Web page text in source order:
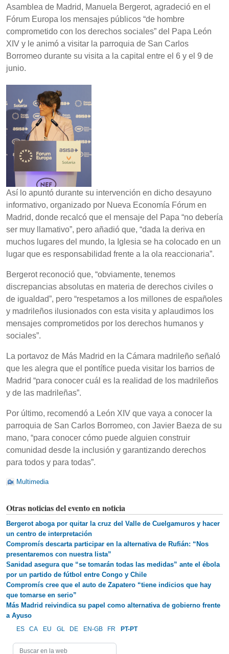
Asamblea de Madrid, Manuela Bergerot, agradeció en el
Fórum Europa los mensajes públicos “de hombre
comprometido con los derechos sociales” del Papa León
XIV y le animó a visitar la parroquia de San Carlos
Borromeo durante su visita a la capital entre el 6 y el 9 de
junio.
Así lo apuntó durante su intervención en dicho desayuno
informativo, organizado por Nueva Economía Fórum en
Madrid, donde recalcó que el mensaje del Papa “no debería
ser muy llamativo”, pero añadió que, “dada la deriva en
muchos lugares del mundo, la Iglesia se ha colocado en un
lugar que es responsabilidad frente a la ola reaccionaria”.
Bergerot reconoció que, “obviamente, tenemos
discrepancias absolutas en materia de derechos civiles o
de igualdad”, pero “respetamos a los millones de españoles
y madrileños ilusionados con esta visita y aplaudimos los
mensajes comprometidos por los derechos humanos y
sociales”.
La portavoz de Más Madrid en la Cámara madrileño señaló
que les alegra que el pontífice pueda visitar los barrios de
Madrid “para conocer cuál es la realidad de los madrileños
y de las madrileñas”.
Por último, recomendó a León XIV que vaya a conocer la
parroquia de San Carlos Borromeo, con Javier Baeza de su
mano, “para conocer cómo puede alguien construir
comunidad desde la inclusión y garantizando derechos
para todos y para todas”.
Multimedia
Otras noticias del evento en noticia
Bergerot aboga por quitar la cruz del Valle de Cuelgamuros y hacer
un centro de interpretación
Compromís descarta participar en la alternativa de Rufián: “Nos
presentaremos con nuestra lista”
Sanidad asegura que “se tomarán todas las medidas” ante el ébola
por un partido de fútbol entre Congo y Chile
Compromís cree que el auto de Zapatero “tiene indicios que hay
que tomarse en serio”
Más Madrid reivindica su papel como alternativa de gobierno frente
a Ayuso
ES CA EU GL DE EN-GB FR PT-PT